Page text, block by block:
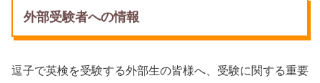
外部受験者への情報
逗子で英検を受験する外部生の皆様へ、受験に関する重要